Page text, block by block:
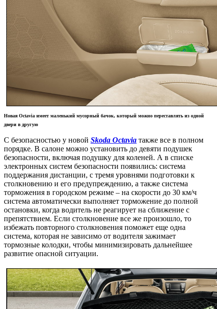
Новая Octavia имеет маленький мусорный бачок, который можно переставлять из одной
двери в другую
С безопасностью у новой Skoda Octavia также все в полном
порядке. В салоне можно установить до девяти подушек
безопасности, включая подушку для коленей. А в списке
электронных систем безопасности появились: система
поддержания дистанции, с тремя уровнями подготовки к
столкновению и его предупреждению, а также система
торможения в городском режиме – на скорости до 30 км/ч
система автоматически выполняет торможение до полной
остановки, когда водитель не реагирует на сближение с
препятствием. Если столкновение все же произошло, то
избежать повторного столкновения поможет еще одна
система, которая не зависимо от водителя зажимает
тормозные колодки, чтобы минимизировать дальнейшее
развитие опасной ситуации.